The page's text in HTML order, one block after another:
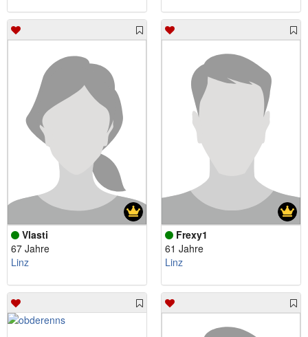
Vlasti
67 Jahre
Linz
Frexy1
61 Jahre
Linz